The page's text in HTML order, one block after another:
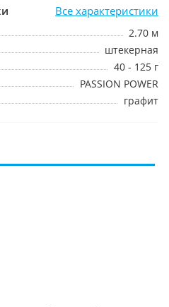
Все характеристики
2.70 м
штекерная
40 - 125 г
PASSION POWER
графит